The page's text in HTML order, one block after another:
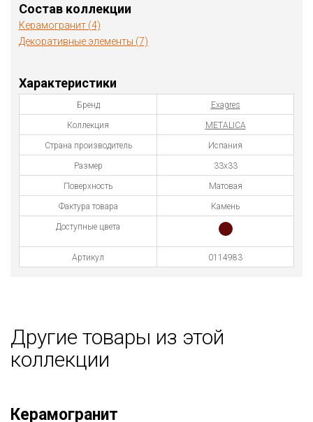
Состав коллекции
Керамогранит (4)
Декоративные элементы (7)
Характеристики
Бренд Exagres
Коллекция METALICA
Страна производитель Испания
Размер 33x33
Поверхность Матовая
Фактура товара Камень
Доступные цвета
Артикул 0114983
Другие товары из этой
коллекции
Керамогранит